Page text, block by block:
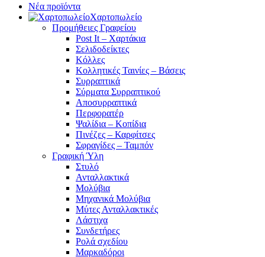
Νέα προϊόντα
Χαρτοπωλείο
Προμήθειες Γραφείου
Post It – Χαρτάκια
Σελιδοδείκτες
Κόλλες
Κολλητικές Ταινίες – Βάσεις
Συρραπτικά
Σύρματα Συρραπτικού
Αποσυρραπτικά
Περφορατέρ
Ψαλίδια – Κοπίδια
Πινέζες – Καρφίτσες
Σφραγίδες – Ταμπόν
Γραφική Ύλη
Στυλό
Ανταλλακτικά
Μολύβια
Μηχανικά Μολύβια
Μύτες Ανταλλακτικές
Λάστιχα
Συνδετήρες
Ρολά σχεδίου
Μαρκαδόροι